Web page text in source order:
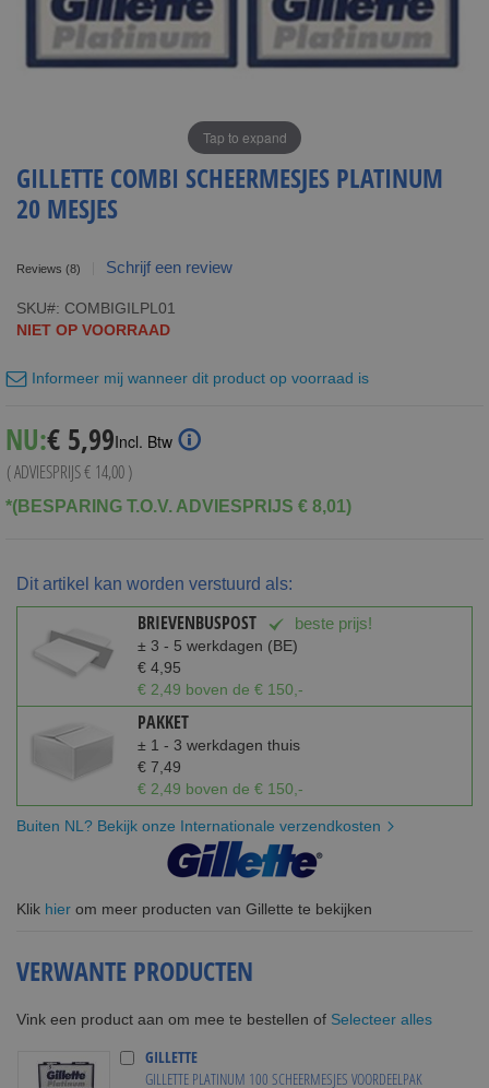
Tap to expand
GILLETTE COMBI SCHEERMESJES PLATINUM
20 MESJES
Reviews (8) Schrijf een review
SKU
COMBIGILPL01
NIET OP VOORRAAD
Informeer mij wanneer dit product op voorraad is
NU:Special
Price
€ 5,99Incl. Btw
( ADVIESPRIJS€ 14,00)
*(BESPARING T.O.V. ADVIESPRIJS € 8,01)
Dit artikel kan worden verstuurd als:
BRIEVENBUSPOST beste prijs!
± 3 - 5 werkdagen (BE)
€ 4,95
€ 2,49 boven de € 150,-
PAKKET
± 1 - 3 werkdagen thuis
€ 7,49
€ 2,49 boven de € 150,-
Buiten NL? Bekijk onze Internationale verzendkosten
Klik hier om meer producten van Gillette te bekijken
VERWANTE PRODUCTEN
Vink een product aan om mee te bestellen of Selecteer alles
GILLETTE
GILLETTE PLATINUM 100 SCHEERMESJES VOORDEELPAK